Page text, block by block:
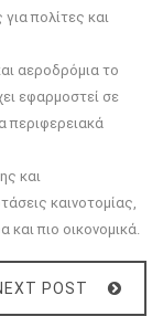
πολίτες και
αεροδρόμια το
εφαρμοστεί σε
περιφερειακά
και
καινοτομίας,
και πιο οικονομικά.
POST